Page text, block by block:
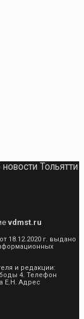
Тольятти
vdmst.ru
18.12.2020 г. выдано
и редакции:
4. Телефон
Е.Н. Адрес